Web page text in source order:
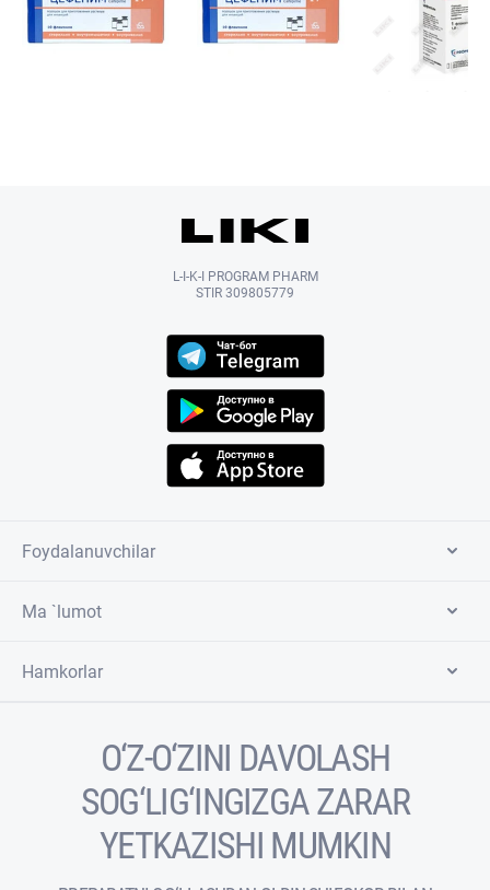
L-I-K-I PROGRAM PHARM
STIR 309805779
Foydalanuvchilar
Ma `lumot
Hamkorlar
O‘Z-O‘ZINI DAVOLASH
SOG‘LIG‘INGIZGA ZARAR
YETKAZISHI MUMKIN